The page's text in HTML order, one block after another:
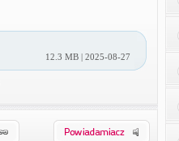
12.3 MB | 2025-08-27